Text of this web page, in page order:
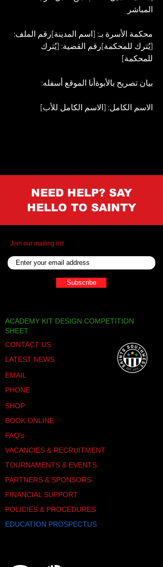
المباشر
محكمة الأسرة بـ: [اسم المدينة]رقم الملف:
[يُترك للمحكمة]رقم القضية: [يُترك
للمحكمة]
بيان تصريح بالأبوةأنا الموقع أسفله:
الاسم الكامل: [الاسم الكامل للأب]
NEED HELP? SAY
HELLO TO SAINTY
Join our mailing list
Subscribe
ACADEMY KIT DESIGN COMPETITION
SHEET
CONTACT US
LATEST NEWS
EMAIL
PHONE
SHOP
BOOK ONLINE
FAQ's
VACANCIES & RECRUITMENT
TOURNAMENTS & EVENTS
PARTNERS & SPONSORS
FINANCIAL SUPPORT
POLICIES & PROCEDURES
EDUCATION PROSPECTUS